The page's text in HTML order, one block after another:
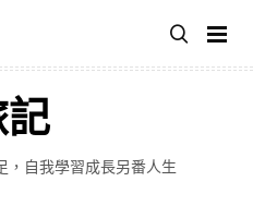
記
，自我學習成長另番人生